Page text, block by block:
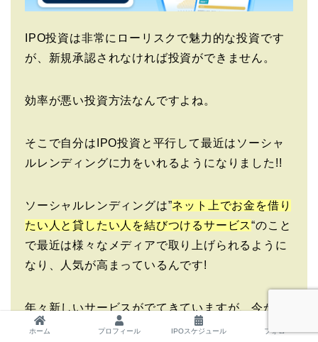
IPO投資は非常にローリスクで魅力的な投資です
が、新規承認されなければ投資ができません。
効率が悪い投資方法なんですよね。
そこで自分はIPO投資と平行して最近はソーシャ
ルレンディングに力をいれるようになりました!!
ソーシャルレンディングは”ネット上でお金を借り
たい人と貸したい人を結びつけるサービス“のこと
で最近は様々なメディアで取り上げられるように
なり、人気が高まっているんです!
年々新しいサービスがでてきていますが、今から
始める方は
Fundsがおススメです。
ホーム プロフィール IPOスケジュール フォロー